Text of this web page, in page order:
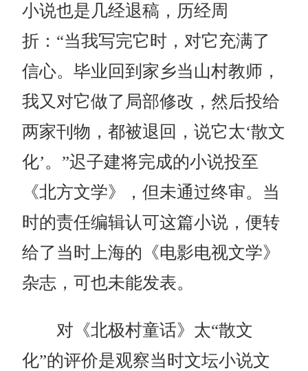
小说也是几经退稿，历经周
折：“当我写完它时，对它充满了
信心。毕业回到家乡当山村教师，
我又对它做了局部修改，然后投给
两家刊物，都被退回，说它太‘散文
化’。”迟子建将完成的小说投至
《北方文学》，但未通过终审。当
时的责任编辑认可这篇小说，便转
给了当时上海的《电影电视文学》
杂志，可也未能发表。
对《北极村童话》太“散文
化”的评价是观察当时文坛小说文